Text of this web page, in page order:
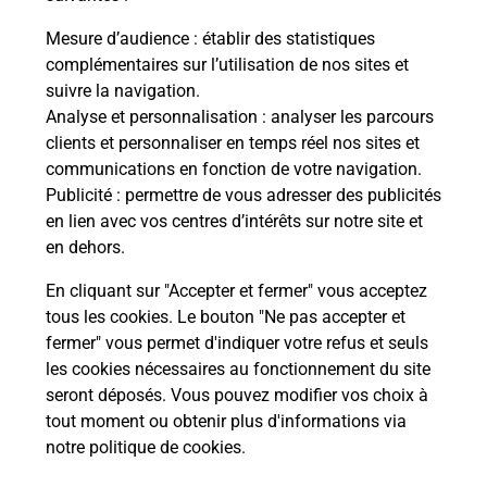
Mesure d’audience : établir des statistiques
complémentaires sur l’utilisation de nos sites et
suivre la navigation.
Analyse et personnalisation : analyser les parcours
clients et personnaliser en temps réel nos sites et
communications en fonction de votre navigation.
Publicité : permettre de vous adresser des publicités
en lien avec vos centres d’intérêts sur notre site et
en dehors.
En cliquant sur "Accepter et fermer" vous acceptez
tous les cookies. Le bouton "Ne pas accepter et
fermer" vous permet d'indiquer votre refus et seuls
les cookies nécessaires au fonctionnement du site
seront déposés. Vous pouvez modifier vos choix à
tout moment ou obtenir plus d'informations via
notre politique de cookies.
Questions fréquemment posées
Comment retourner un colis acheté
en ligne depuis votre boîte aux lettres
?
Comment envoyer un colis ou faire un
retour chez un e-commerçant sans se
déplacer ?
Envoyer un petit colis au meilleur
prix ?